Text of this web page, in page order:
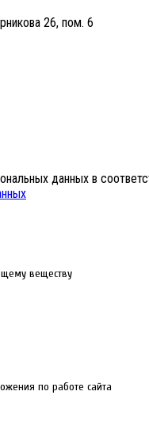
26, пом. 6
данных в
веществу
по работе сайта